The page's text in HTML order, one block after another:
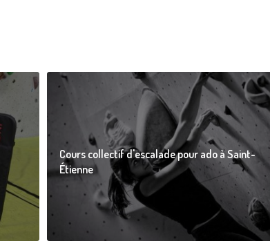
Cours collectif d'escalade pour ado à Saint-
Étienne